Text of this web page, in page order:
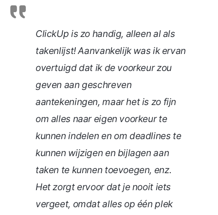
ClickUp is zo handig, alleen al als
takenlijst! Aanvankelijk was ik ervan
overtuigd dat ik de voorkeur zou
geven aan geschreven
aantekeningen, maar het is zo fijn
om alles naar eigen voorkeur te
kunnen indelen en om deadlines te
kunnen wijzigen en bijlagen aan
taken te kunnen toevoegen, enz.
Het zorgt ervoor dat je nooit iets
vergeet, omdat alles op één plek